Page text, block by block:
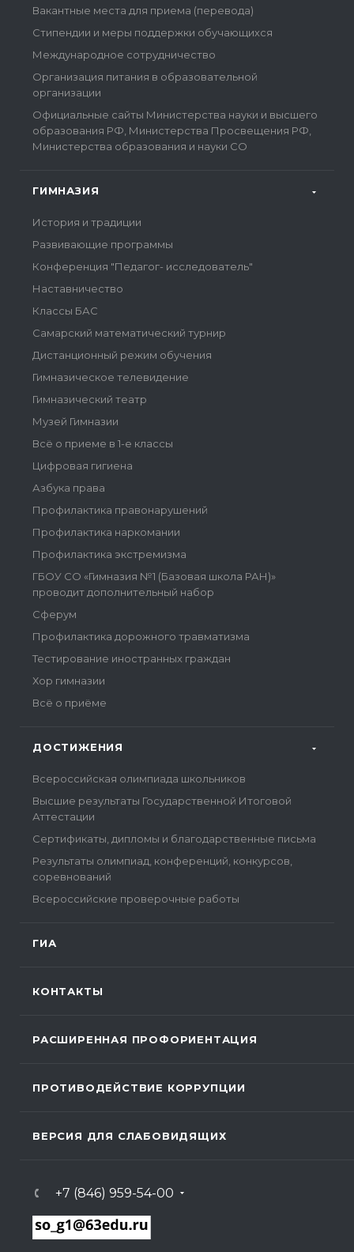
Вакантные места для приема (перевода)
Стипендии и меры поддержки обучающихся
Международное сотрудничество
Организация питания в образовательной
организации
Официальные сайты Министерства науки и высшего
образования РФ, Министерства Просвещения РФ,
Министерства образования и науки СО
ГИМНАЗИЯ
История и традиции
Развивающие программы
Конференция "Педагог- исследователь"
Наставничество
Классы БАС
Самарский математический турнир
Дистанционный режим обучения
Гимназическое телевидение
Гимназический театр
Музей Гимназии
Всё о приеме в 1-е классы
Цифровая гигиена
Азбука права
Профилактика правонарушений
Профилактика наркомании
Профилактика экстремизма
ГБОУ СО «Гимназия №1 (Базовая школа РАН)»
проводит дополнительный набор
Сферум
Профилактика дорожного травматизма
Тестирование иностранных граждан
Хор гимназии
Всё о приёме
ДОСТИЖЕНИЯ
Всероссийская олимпиада школьников
Высшие результаты Государственной Итоговой
Аттестации
Сертификаты, дипломы и благодарственные письма
Результаты олимпиад, конференций, конкурсов,
соревнований
Всероссийские проверочные работы
ГИА
КОНТАКТЫ
РАСШИРЕННАЯ ПРОФОРИЕНТАЦИЯ
ПРОТИВОДЕЙСТВИЕ КОРРУПЦИИ
ВЕРСИЯ ДЛЯ СЛАБОВИДЯЩИХ
+7 (846) 959-54-00